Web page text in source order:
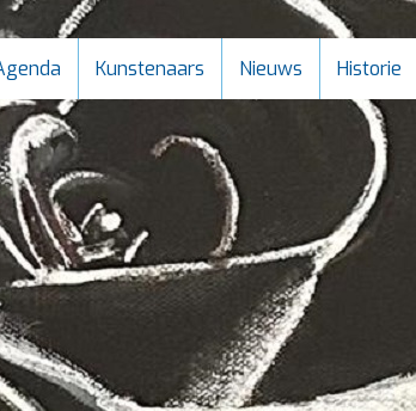
Kunstenaars Nieuws Historie